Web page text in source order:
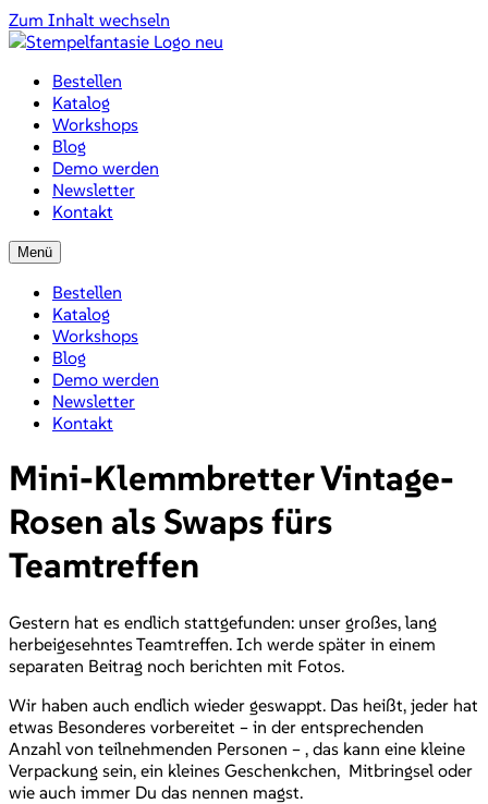
Zum Inhalt wechseln
Bestellen
Katalog
Workshops
Blog
Demo werden
Newsletter
Kontakt
Menü
Bestellen
Katalog
Workshops
Blog
Demo werden
Newsletter
Kontakt
Mini-Klemmbretter Vintage-
Rosen als Swaps fürs
Teamtreffen
Gestern hat es endlich stattgefunden: unser großes, lang
herbeigesehntes Teamtreffen. Ich werde später in einem
separaten Beitrag noch berichten mit Fotos.
Wir haben auch endlich wieder geswappt. Das heißt, jeder hat
etwas Besonderes vorbereitet – in der entsprechenden
Anzahl von teilnehmenden Personen – , das kann eine kleine
Verpackung sein, ein kleines Geschenkchen, Mitbringsel oder
wie auch immer Du das nennen magst.